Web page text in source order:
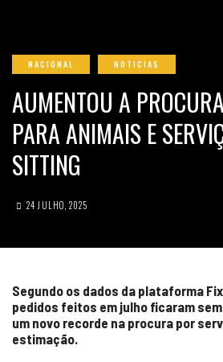
NACIONAL NOTICIAS
AUMENTOU A
PARA ANIMAIS E
SITTING
24 JULHO, 2025
Segundo os dados da plataforma
pedidos feitos em julho ficaram
um novo recorde na procura por
estimação.